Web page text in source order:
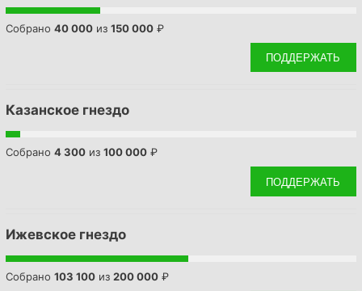
h
fСобрано40 000 из150 000 ₽
ПОДДЕРЖАТЬ
Казанское гнездо
Собрано4 300 из100 000 ₽
ПОДДЕРЖАТЬ
Ижевское гнездо
Собрано103 100 из200 000 ₽